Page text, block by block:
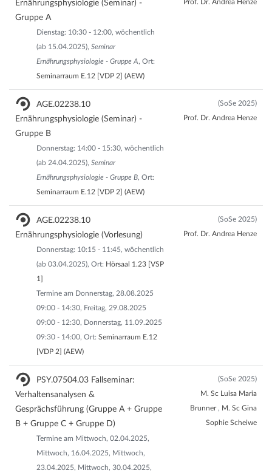
Ernährungsphysiologie (Seminar) -
Gruppe A
Dienstag: 10:30 - 12:00, wöchentlich
(ab 15.04.2025), Seminar
Ernährungsphysiologie - Gruppe A, Ort:
Seminarraum E.12 [VDP 2] (AEW)
Prof. Dr. Andrea Henze
AGE.02238.10
Ernährungsphysiologie (Seminar) -
Gruppe B
Donnerstag: 14:00 - 15:30, wöchentlich
(ab 24.04.2025), Seminar
Ernährungsphysiologie - Gruppe B, Ort:
Seminarraum E.12 [VDP 2] (AEW)
(SoSe 2025)
Prof. Dr. Andrea Henze
AGE.02238.10
Ernährungsphysiologie (Vorlesung)
Donnerstag: 10:15 - 11:45, wöchentlich
(ab 03.04.2025), Ort: Hörsaal 1.23 [VSP
1]
Termine am Donnerstag, 28.08.2025
09:00 - 14:30, Freitag, 29.08.2025
09:00 - 12:30, Donnerstag, 11.09.2025
09:30 - 14:00, Ort: Seminarraum E.12
[VDP 2] (AEW)
(SoSe 2025)
Prof. Dr. Andrea Henze
PSY.07504.03 Fallseminar:
Verhaltensanalysen &
Gesprächsführung (Gruppe A + Gruppe
B + Gruppe C + Gruppe D)
Termine am Mittwoch, 02.04.2025,
Mittwoch, 16.04.2025, Mittwoch,
23.04.2025, Mittwoch, 30.04.2025,
(SoSe 2025)
M. Sc Luisa Maria
Brunner , M. Sc Gina
Sophie Scheiwe